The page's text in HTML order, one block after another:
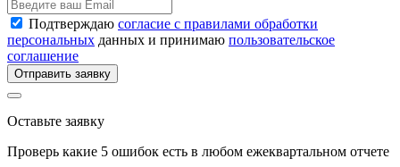
Подтверждаю согласие с правилами обработки
персональных данных и принимаю пользовательское
соглашение
Отправить заявку
Оставьте заявку
Проверь какие 5 ошибок есть в любом ежеквартальном отчете